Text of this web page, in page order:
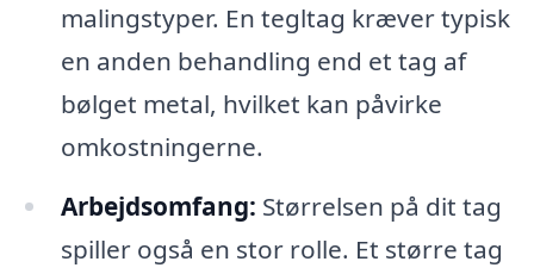
malingstyper. En tegltag kræver typisk
en anden behandling end et tag af
bølget metal, hvilket kan påvirke
omkostningerne.
Arbejdsomfang: Størrelsen på dit tag
spiller også en stor rolle. Et større tag